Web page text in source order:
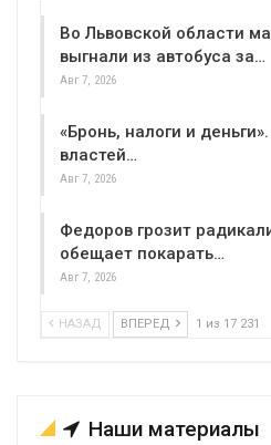
Во Львовской области
выгнали из автобуса за…
Авг 7, 2026
«Бронь, налоги и
властей…
Авг 7, 2026
Федоров грозит
обещает покарать…
Авг 7, 2026
НАЗАД ВПЕРЕД 1 из 17 231
Наши материалы